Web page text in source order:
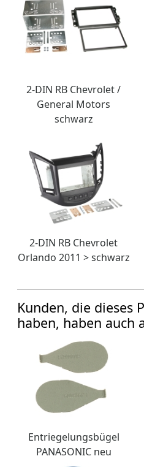
2-DIN RB Chevrolet /
General Motors
schwarz
2-DIN RB Chevrolet
Orlando 2011 > schwarz
Kunden, die dieses
haben, haben auch
Entriegelungsbügel
PANASONIC neu